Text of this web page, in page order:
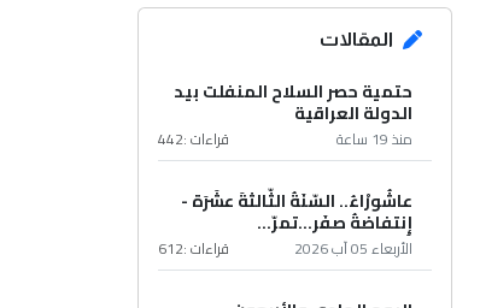
المقالات
حتمية حصر السلاح المنفلت بيد
الدولة العراقية
منذ 19 ساعة قراءات :442
عاشُورْاءُ.. السّنَةُ الثّالثةَ عشَرَة -
إِنتفاضةُ صفَر…تمرّ...
الأربعاء 05 آب 2026 قراءات :612